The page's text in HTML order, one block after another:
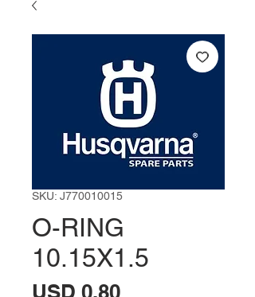
SKU: J770010015
O-RING
10.15X1.5
USD 0.80Precio